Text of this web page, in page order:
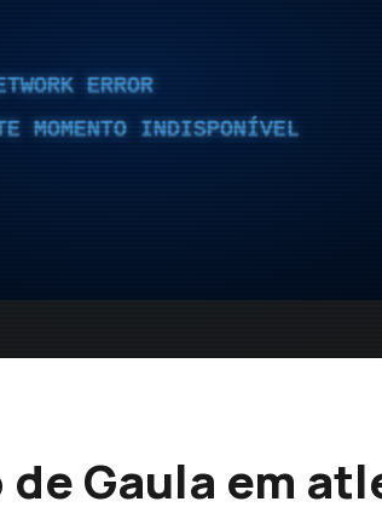
ERROR
MOMENTO INDISPONÍVEL
de Gaula em